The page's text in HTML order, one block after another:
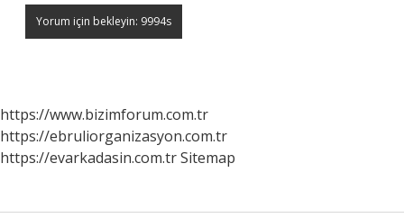
https://www.bizimforum.com.tr
https://ebruliorganizasyon.com.tr
https://evarkadasin.com.trSitemap